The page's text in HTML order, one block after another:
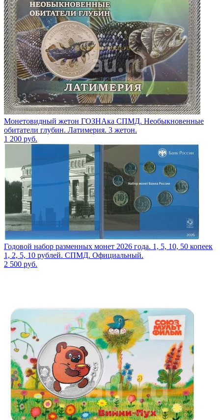
Монетовидный жетон ГОЗНАка СПМД. Необыкновенные
обитатели глубин. Латимерия. 3 жетон.
1 200 руб.
Годовой набор разменных монет 2026 года. 1, 5, 10, 50 копеек
1, 2, 5, 10 рублей. СПМД. Официальный.
2 500 руб.